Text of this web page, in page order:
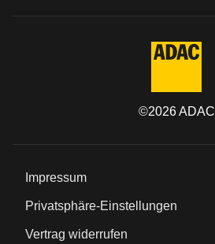
©2026ADAC
Impressum
Privatsphäre-Einstellungen
Vertrag widerrufen